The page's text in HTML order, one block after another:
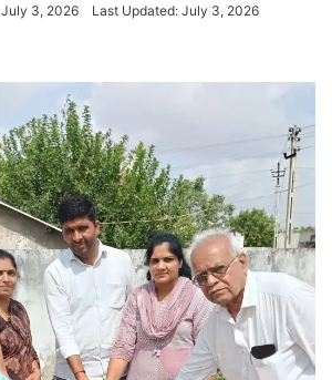
July 3, 2026 Last Updated: July 3, 2026